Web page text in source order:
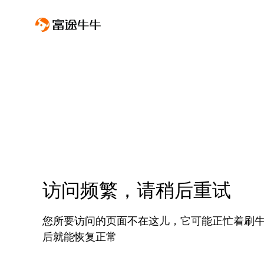
访问频繁，请稍后重试
您所要访问的页面不在这儿，它可能正忙着刷
后就能恢复正常